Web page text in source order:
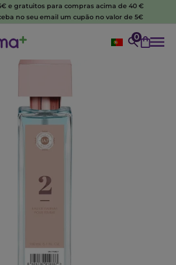
e gratuitos para compras acima de 40 €
no seu email um cupão no valor de 5€
0